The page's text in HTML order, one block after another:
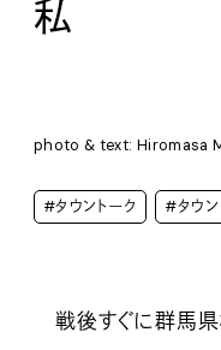
私
photo & text: Hiromasa
#タウントーク #タウ
戦後すぐに群馬県